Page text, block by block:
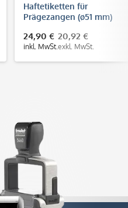
Haftetiketten für
Prägezangen (ø51 mm)
24,90 €
inkl. MwSt.
20,92 €
exkl. MwSt.